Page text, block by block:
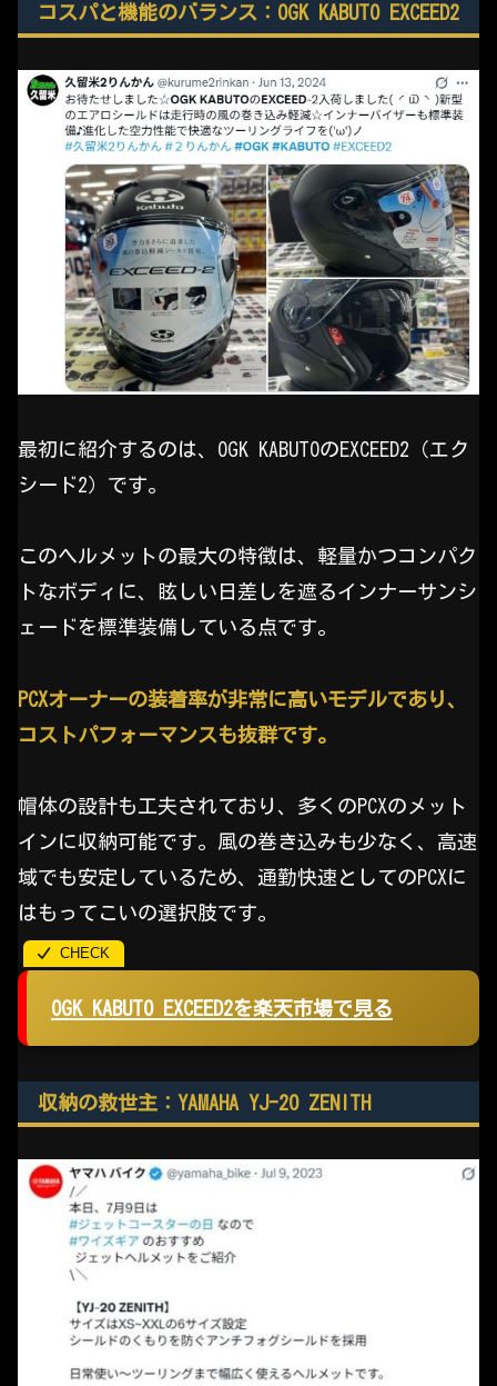
コスパと機能のバランス：OGK KABUTO EXCEED2
最初に紹介するのは、OGK KABUTOのEXCEED2（エク
シード2）です。
このヘルメットの最大の特徴は、軽量かつコンパク
トなボディに、眩しい日差しを遮るインナーサンシ
ェードを標準装備している点です。
PCXオーナーの装着率が非常に高いモデルであり、
コストパフォーマンスも抜群です。
帽体の設計も工夫されており、多くのPCXのメット
インに収納可能です。風の巻き込みも少なく、高速
域でも安定しているため、通勤快速としてのPCXに
はもってこいの選択肢です。
OGK KABUTO EXCEED2を楽天市場で見る
収納の救世主：YAMAHA YJ-20 ZENITH